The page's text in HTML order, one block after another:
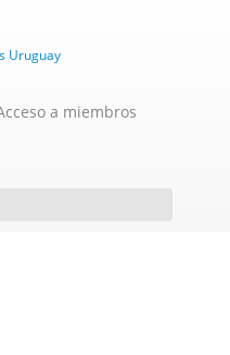
a miembros